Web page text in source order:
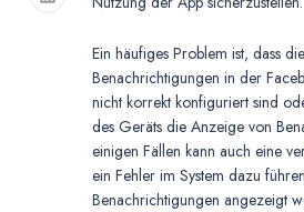
Ein häufiges Problem ist, dass
Benachrichtigungen in der
nicht korrekt konfiguriert sind
des Geräts die Anzeige von
einigen Fällen kann auch eine
ein Fehler im System dazu
Benachrichtigungen angezeigt